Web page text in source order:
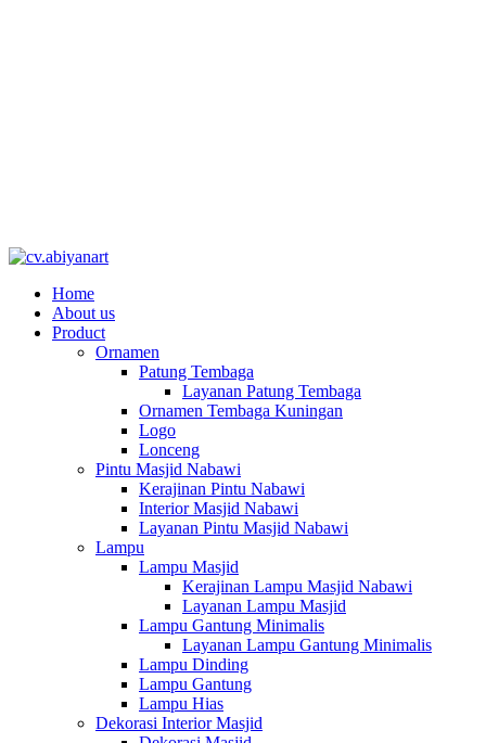
Home
About us
Product
Ornamen
Patung Tembaga
Layanan Patung Tembaga
Ornamen Tembaga Kuningan
Logo
Lonceng
Pintu Masjid Nabawi
Kerajinan Pintu Nabawi
Interior Masjid Nabawi
Layanan Pintu Masjid Nabawi
Lampu
Lampu Masjid
Kerajinan Lampu Masjid Nabawi
Layanan Lampu Masjid
Lampu Gantung Minimalis
Layanan Lampu Gantung Minimalis
Lampu Dinding
Lampu Gantung
Lampu Hias
Dekorasi Interior Masjid